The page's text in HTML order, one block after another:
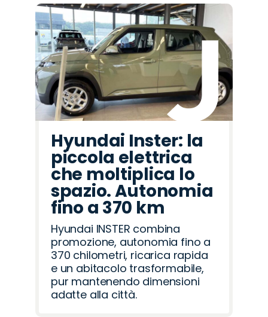
Hyundai Inster: la
piccola elettrica
che moltiplica lo
spazio. Autonomia
fino a 370 km
Hyundai INSTER combina
promozione, autonomia fino a
370 chilometri, ricarica rapida
e un abitacolo trasformabile,
pur mantenendo dimensioni
adatte alla città.